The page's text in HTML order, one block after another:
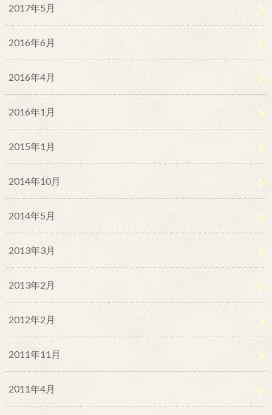
2017年5月
2016年6月
2016年4月
2016年1月
2015年1月
2014年10月
2014年5月
2013年3月
2013年2月
2012年2月
2011年11月
2011年4月